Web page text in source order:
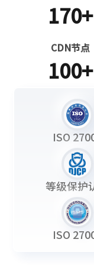
170+
CDN节点
100+
ISO
等级保护
ISO